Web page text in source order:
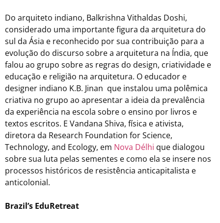
Do arquiteto indiano, Balkrishna Vithaldas Doshi,
considerado uma importante figura da arquitetura do
sul da Ásia e reconhecido por sua contribuição para a
evolução do discurso sobre a arquitetura na Índia, que
falou ao grupo sobre as regras do design, criatividade e
educação e religião na arquitetura. O educador e
designer indiano K.B. Jinan que instalou uma polêmica
criativa no grupo ao apresentar a ideia da prevalência
da experiência na escola sobre o ensino por livros e
textos escritos. E Vandana Shiva, física e ativista,
diretora da Research Foundation for Science,
Technology, and Ecology, em Nova Délhi que dialogou
sobre sua luta pelas sementes e como ela se insere nos
processos históricos de resistência anticapitalista e
anticolonial.
Brazil’s EduRetreat